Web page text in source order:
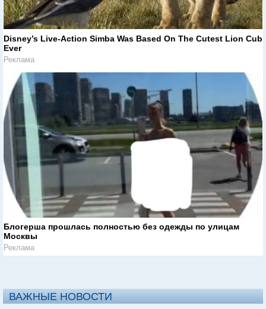
Disney’s Live-Action Simba Was Based On The Cutest Lion Cub
Ever
Реклама
Блогерша прошлась полностью без одежды по улицам
Москвы
Реклама
ВАЖНЫЕ НОВОСТИ